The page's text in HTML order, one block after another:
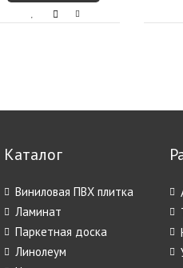
Каталог
Виниловая ПВХ плитка
Ламинат
Паркетная доска
Линолеум